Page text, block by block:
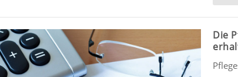
Die